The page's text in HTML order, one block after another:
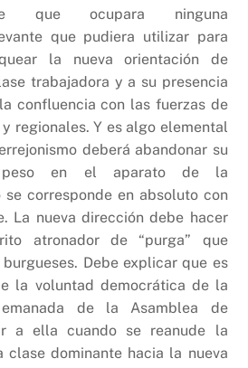
que ocupara ninguna
que pudiera utilizar para
la nueva orientación de
trabajadora y a su presencia
confluencia con las fuerzas de
regionales. Y es algo elemental
deberá abandonar su
peso en el aparato de la
se corresponde en absoluto con
La nueva dirección debe hacer
atronador de “purga” que
Debe explicar que es
la voluntad democrática de la
de la Asamblea de
a ella cuando se reanude la
clase dominante hacia la nueva